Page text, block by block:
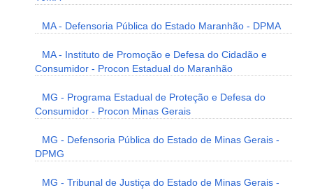
MA - Defensoria Pública do Estado Maranhão - DPMA
MA - Instituto de Promoção e Defesa do Cidadão e
Consumidor - Procon Estadual do Maranhão
MG - Programa Estadual de Proteção e Defesa do
Consumidor - Procon Minas Gerais
MG - Defensoria Pública do Estado de Minas Gerais -
DPMG
MG - Tribunal de Justiça do Estado de Minas Gerais -